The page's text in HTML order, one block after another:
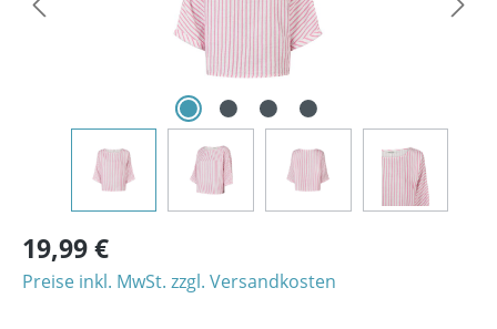
19,99 €
Preise inkl. MwSt. zzgl. Versandkosten